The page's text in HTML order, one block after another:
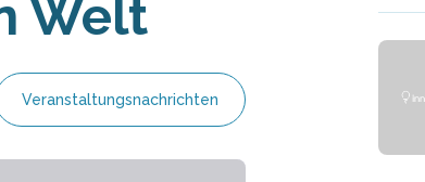
Welt
Veranstaltungsnachrichten